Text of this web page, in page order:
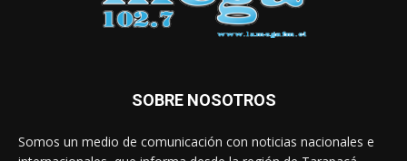
SOBRE NOSOTROS
Somos un medio de comunicación con noticias nacionales e